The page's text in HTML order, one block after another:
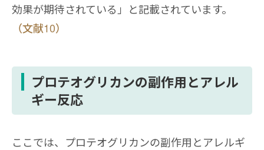
効果が期待されている」と記載されています。
（文献10）
プロテオグリカンの副作用とアレル
ギー反応
ここでは、プロテオグリカンの副作用とアレルギ